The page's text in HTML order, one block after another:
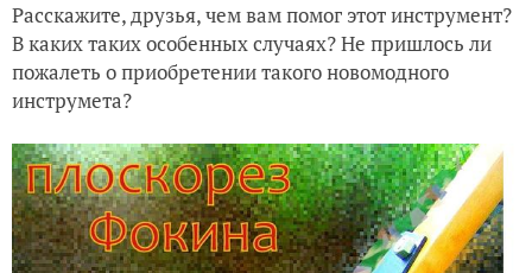
Расскажите, друзья, чем вам помог этот инструмент?
В каких таких особенных случаях? Не пришлось ли
пожалеть о приобретении такого новомодного
инструмета?